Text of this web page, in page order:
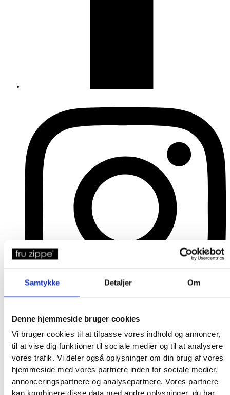
Samtykke Detaljer Om
Denne hjemmeside bruger cookies
Vi bruger cookies til at tilpasse vores indhold og annoncer,
til at vise dig funktioner til sociale medier og til at analysere
vores trafik. Vi deler også oplysninger om din brug af vores
hjemmeside med vores partnere inden for sociale medier,
annonceringspartnere og analysepartnere. Vores partnere